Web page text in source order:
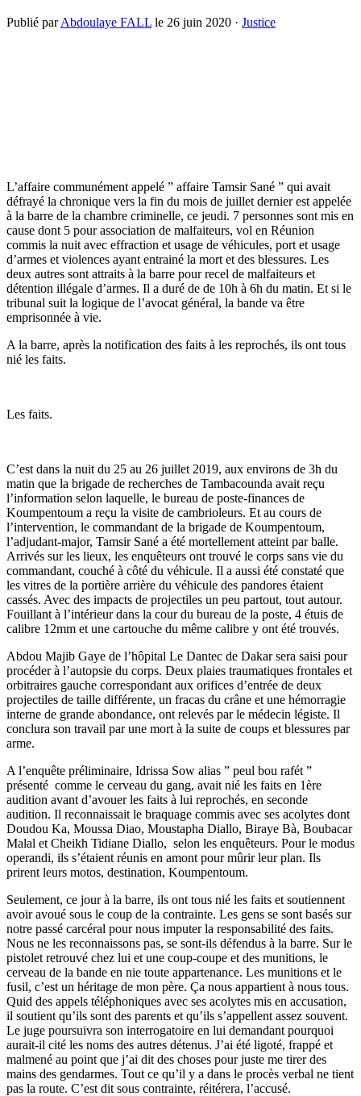
Publié parAbdoulaye FALL le 26 juin 2020 · Justice
L’affaire communément appelé ” affaire Tamsir Sané ” qui avait
défrayé la chronique vers la fin du mois de juillet dernier est appelée
à la barre de la chambre criminelle, ce jeudi. 7 personnes sont mis en
cause dont 5 pour association de malfaiteurs, vol en Réunion
commis la nuit avec effraction et usage de véhicules, port et usage
d’armes et violences ayant entrainé la mort et des blessures. Les
deux autres sont attraits à la barre pour recel de malfaiteurs et
détention illégale d’armes. Il a duré de de 10h à 6h du matin. Et si le
tribunal suit la logique de l’avocat général, la bande va être
emprisonnée à vie.
A la barre, après la notification des faits à les reprochés, ils ont tous
nié les faits.
Les faits.
C’est dans la nuit du 25 au 26 juillet 2019, aux environs de 3h du
matin que la brigade de recherches de Tambacounda avait reçu
l’information selon laquelle, le bureau de poste-finances de
Koumpentoum a reçu la visite de cambrioleurs. Et au cours de
l’intervention, le commandant de la brigade de Koumpentoum,
l’adjudant-major, Tamsir Sané a été mortellement atteint par balle.
Arrivés sur les lieux, les enquêteurs ont trouvé le corps sans vie du
commandant, couché à côté du véhicule. Il a aussi été constaté que
les vitres de la portière arrière du véhicule des pandores étaient
cassés. Avec des impacts de projectiles un peu partout, tout autour.
Fouillant à l’intérieur dans la cour du bureau de la poste, 4 étuis de
calibre 12mm et une cartouche du même calibre y ont été trouvés.
Abdou Majib Gaye de l’hôpital Le Dantec de Dakar sera saisi pour
procéder à l’autopsie du corps. Deux plaies traumatiques frontales et
orbitraires gauche correspondant aux orifices d’entrée de deux
projectiles de taille différente, un fracas du crâne et une hémorragie
interne de grande abondance, ont relevés par le médecin légiste. Il
conclura son travail par une mort à la suite de coups et blessures par
arme.
A l’enquête préliminaire, Idrissa Sow alias ” peul bou rafét ”
présenté comme le cerveau du gang, avait nié les faits en 1ère
audition avant d’avouer les faits à lui reprochés, en seconde
audition. Il reconnaissait le braquage commis avec ses acolytes dont
Doudou Ka, Moussa Diao, Moustapha Diallo, Biraye Bà, Boubacar
Malal et Cheikh Tidiane Diallo, selon les enquêteurs. Pour le modus
operandi, ils s’étaient réunis en amont pour mûrir leur plan. Ils
prirent leurs motos, destination, Koumpentoum.
Seulement, ce jour à la barre, ils ont tous nié les faits et soutiennent
avoir avoué sous le coup de la contrainte. Les gens se sont basés sur
notre passé carcéral pour nous imputer la responsabilité des faits.
Nous ne les reconnaissons pas, se sont-ils défendus à la barre. Sur le
pistolet retrouvé chez lui et une coup-coupe et des munitions, le
cerveau de la bande en nie toute appartenance. Les munitions et le
fusil, c’est un héritage de mon père. Ça nous appartient à nous tous.
Quid des appels téléphoniques avec ses acolytes mis en accusation,
il soutient qu’ils sont des parents et qu’ils s’appellent assez souvent.
Le juge poursuivra son interrogatoire en lui demandant pourquoi
aurait-il cité les noms des autres détenus. J’ai été ligoté, frappé et
malmené au point que j’ai dit des choses pour juste me tirer des
mains des gendarmes. Tout ce qu’il y a dans le procès verbal ne tient
pas la route. C’est dit sous contrainte, réitérera, l’accusé.